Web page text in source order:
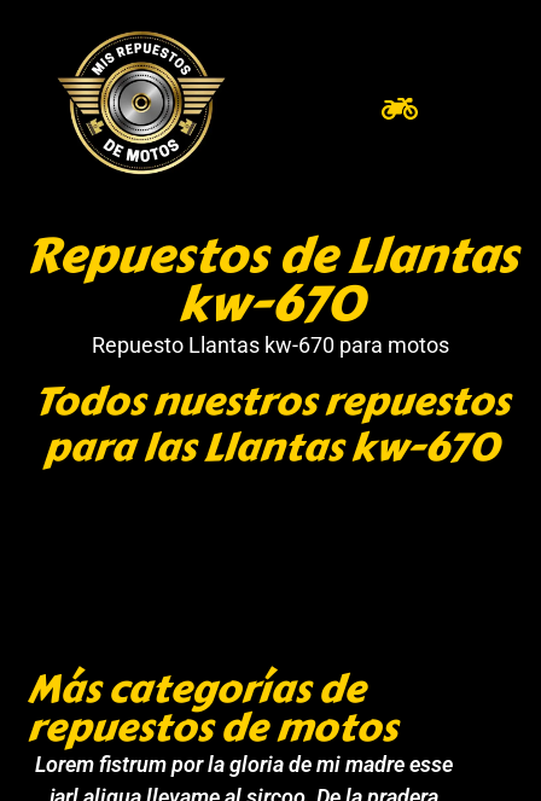
Repuestos de Llantas
kw-670
Repuesto Llantas kw-670 para motos
Todos nuestros repuestos
para las Llantas kw-670
Más categorías de
repuestos de motos
Lorem fistrum por la gloria de mi madre esse